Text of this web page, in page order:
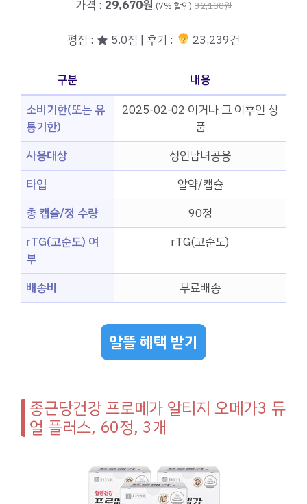
가격 : 29,670원 (7% 할인) 32,100원
평점 : ★ 5.0점 | 후기 : 23,239건
구분
내용
소비기한(또는 유
통기한)
2025-02-02 이거나 그 이후인 상
품
사용대상
성인남녀공용
타입
알약/캡슐
총 캡슐/정 수량
90정
rTG(고순도) 여
부
rTG(고순도)
배송비 무료배송
알뜰 혜택 받기
종근당건강 프로메가 알티지 오메가3 듀
얼 플러스, 60정, 3개